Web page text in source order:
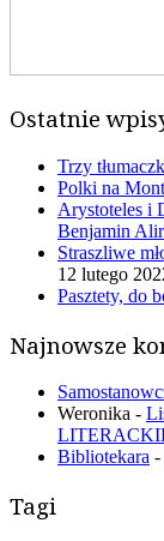
Ostatnie
Trzy
Polki na
Arystoteles i
Benjamin
Straszliwe
12 lutego
Pasztety, do
Najnowsze
Weronika -
Bibliotekara -
Tagi